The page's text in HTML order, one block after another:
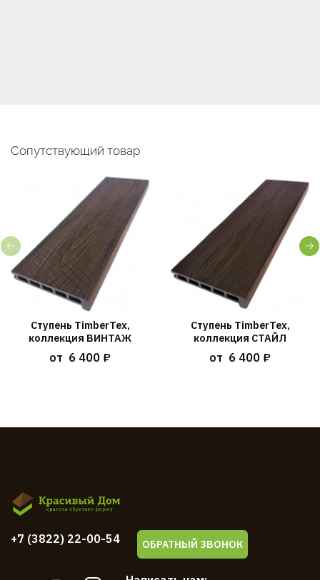
Сопутствующий товар
Ступень TimberTex,
коллекция ВИНТАЖ
от 6 400 ₽
Ступень TimberTex,
коллекция СТАЙЛ
от 6 400 ₽
+7 (3822) 22-00-54 ОБРАТНЫЙ ЗВОНОК